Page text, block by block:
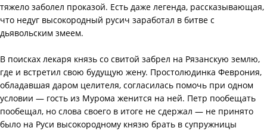
тяжело заболел проказой. Есть даже легенда, рассказывающая,
что недуг высокородный русич заработал в битве с
дьявольским змеем.
В поисках лекаря князь со свитой забрел на Рязанскую землю,
где и встретил свою будущую жену. Простолюдинка Феврония,
обладавшая даром целителя, согласилась помочь при одном
условии — гость из Мурома женится на ней. Петр пообещать
пообещал, но слова своего в итоге не сдержал — не принято
было на Руси высокородному князю брать в супружницы